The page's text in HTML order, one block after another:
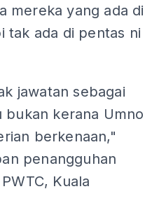
mereka yang ada di
tak ada di pentas ni
jawatan sebagai
kerana Umno
berkenaan,"
penangguhan
Kuala